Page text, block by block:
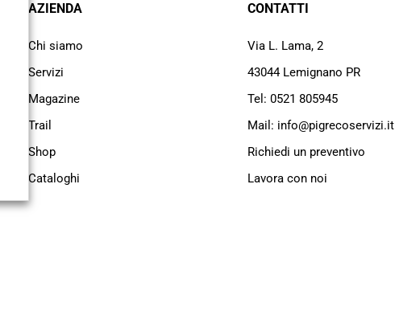
AZIENDA
Chi siamo
Servizi
Magazine
Trail
Shop
Cataloghi
CONTATTI
Via L. Lama, 2
43044 Lemignano PR
Tel: 0521 805945
Mail: info@pigrecoservizi.it
Richiedi un preventivo
Lavora con noi